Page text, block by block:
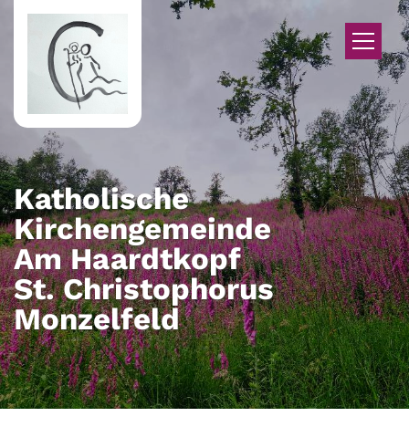
Zum Inhalt springen
Katholische
Kirchengemeinde
Am Haardtkopf
St. Christophorus
Monzelfeld